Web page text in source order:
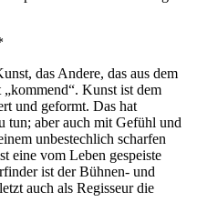
das Andere, das aus dem
Kunst ist dem
und geformt. Das hat
tun; aber auch mit Gefühl und
unbestechlich scharfen
eine vom Leben gespeiste
ist der Bühnen- und
auch als Regisseur die